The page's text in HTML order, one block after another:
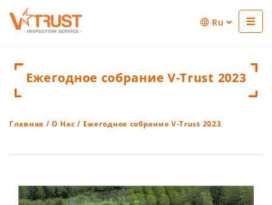
Ru
Ежегодное собрание V-Trust 2023
Главная /О Нас / Ежегодное собрание V-Trust 2023